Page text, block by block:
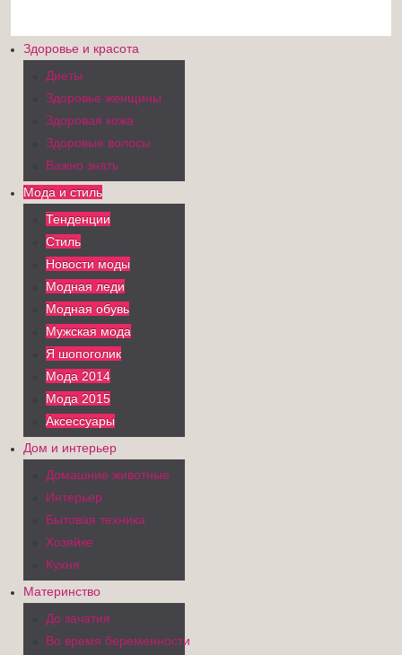
Здоровье и красота
Диеты
Здоровье женщины
Здоровая кожа
Здоровые волосы
Важно знать
Мода и стиль
Тенденции
Стиль
Новости моды
Модная леди
Модная обувь
Мужская мода
Я шопоголик
Мода 2014
Мода 2015
Аксессуары
Дом и интерьер
Домашние животные
Интерьер
Бытовая техника
Хозяйке
Кухня
Материнство
До зачатия
Во время беременности